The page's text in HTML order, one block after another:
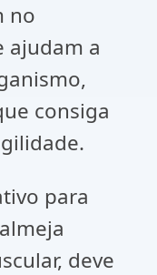
no
ajudam a
consiga
para
deve